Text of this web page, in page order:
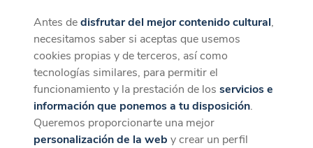
CaixaForum+
La mejor experiencia desde la App
Descargar
Antes dedisfrutar del mejor contenido cultural,
necesitamos saber si aceptas que usemos
cookies propias y de terceros, así como
tecnologías similares, para permitir el
funcionamiento y la prestación de losservicios e
información que ponemos a tu disposición.
Queremos proporcionarte una mejor
personalización de la web y crear un perfil